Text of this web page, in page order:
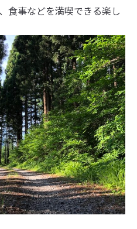
食事などを満喫できる楽し